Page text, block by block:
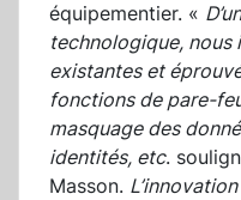
équipementier. «
technologique,
existantes et
fonctions de pare-
masquage des
identités, etc.
Masson.